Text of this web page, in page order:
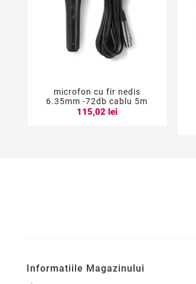
  
microfon cu fir nedis
6.35mm -72db cablu 5m
115,02 lei
Informatiile Magazinului